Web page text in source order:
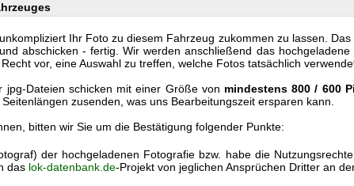
Ihr Foto zu diesem Fahrzeug zukommen zu lassen.
abschicken - fertig. Wir werden anschließend das
vor, eine Auswahl zu treffen, welche Fotos tatsächlich
jpg-Dateien schicken mit einer Größe von mindestens 800 / 600
zusenden, was uns Bearbeitungszeit ersparen kann.
bitten wir Sie um die Bestätigung folgender Punkte:
der hochgeladenen Fotografie bzw. habe die
das lok-datenbank.de-Projekt von jeglichen Ansprüchen Dritter an